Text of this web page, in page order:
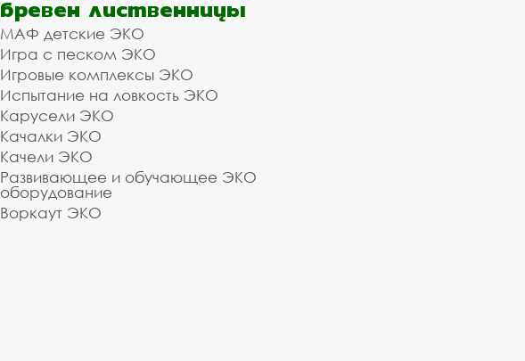
бревен лиственницы
МАФ детские ЭКО
Игра с песком ЭКО
Игровые комплексы ЭКО
Испытание на ловкость ЭКО
Карусели ЭКО
Качалки ЭКО
Качели ЭКО
Развивающее и обучающее ЭКО
оборудование
Воркаут ЭКО